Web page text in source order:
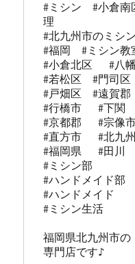
#ミシン  #小倉
理
#北九州市のミシ
#福岡  #ミシン
#小倉北区   #八
#若松区  #門司
#戸畑区  #遠賀
#行橋市   #下関
#京都郡   #宗像
#直方市   #北九
#福岡県   #田川
#ミシン部
#ハンドメイド部
#ハンドメイド
#ミシン生活
福岡県北九州市の
専門店です♪